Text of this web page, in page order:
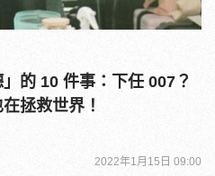
的 10 件事：下任 007？
拯救世界！
2022年1月15日 09:00